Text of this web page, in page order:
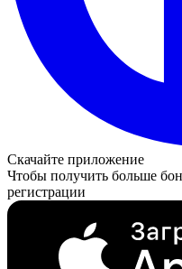
Скачайте приложение
Чтобы получить больше
регистрации